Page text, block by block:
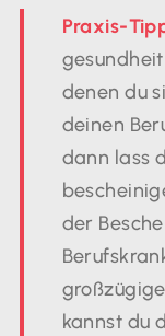
Praxis-
denen du
deinen
dann lass
der
kannst du